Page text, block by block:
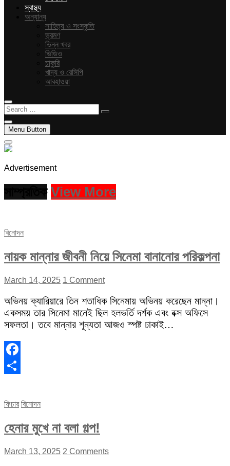
স্বাস্থ্য
অন্যান্য
সাহিত্য ও সংস্কৃতি
ভ্রমণ
ভিন্ন খবর
ভিডিও
চাকুরি
খাদ্য ও রেসিপি
আবহাওয়া
Search
…
Menu Button
Advertisement
View More
বিনোদন
নায়ক মান্নার জীবনী নিয়ে সিনেমা বানানোর পরিকল্পনা
March 14, 2025 1 Comment
অভিনয় ক্যারিয়ারে তিন শতাধিক সিনেমায় অভিনয় করেছেন মান্না।
একসময় তার সিনেমা মানেই ছিল হলভর্তি দর্শক এবং বক্স অফিসে
সফলতা। তবে মান্নার শূন্যতা আজও স্পষ্ট ঢাকাই…
Facebook
ফিচার বিনোদন
হেনার মুখে না বলা গল্প!
March 13, 2025 2 Comments